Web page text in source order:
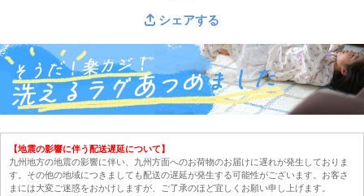
シェアする
【地震の影響に伴う配送遅延について】
九州地方の地震の影響に伴い、九州方面へのお荷物のお届けに遅れが発生しておりま
す。その他の地域につきましても配送の遅延が発生する可能性がございます。お客さ
まには大変ご迷惑をおかけしますが、ご了承のほど宜しくお願い申し上げます。